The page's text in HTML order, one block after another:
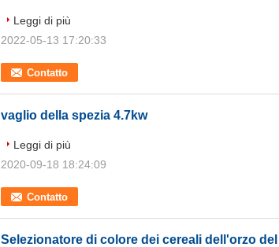
Contatto
Leggi di più
2022-05-13 17:20:33
vaglio della spezia 4.7kw
Contatto
Leggi di più
2020-09-18 18:24:09
Selezionatore di colore dei cereali dell'orzo